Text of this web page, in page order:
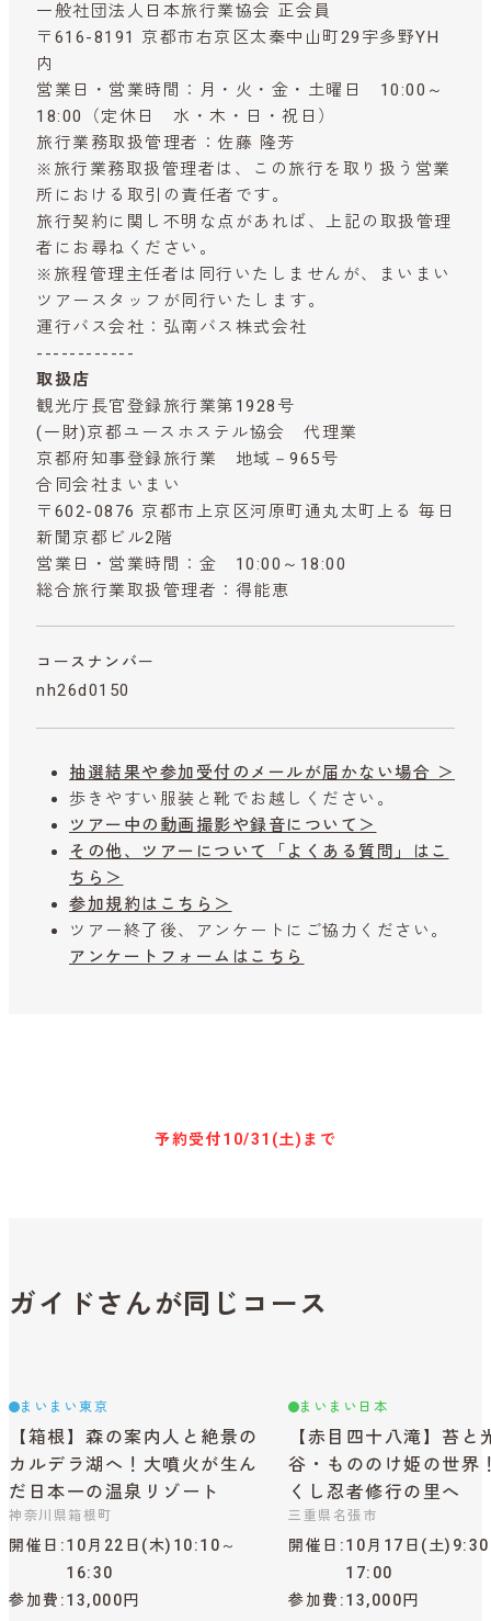
一般社団法人日本旅行業協会 正会員
〒616-8191 京都市右京区太秦中山町29宇多野YH
内
営業日・営業時間：月・火・金・土曜日 10:00～
18:00（定休日 水・木・日・祝日）
旅行業務取扱管理者：佐藤 隆芳
※旅行業務取扱管理者は、この旅行を取り扱う営業
所における取引の責任者です。
旅行契約に関し不明な点があれば、上記の取扱管理
者にお尋ねください。
※旅程管理主任者は同行いたしませんが、まいまい
ツアースタッフが同行いたします。
運行バス会社：弘南バス株式会社
------------
取扱店
観光庁長官登録旅行業第1928号
(一財)京都ユースホステル協会 代理業
京都府知事登録旅行業 地域－965号
合同会社まいまい
〒602-0876 京都市上京区河原町通丸太町上る 毎日
新聞京都ビル2階
営業日・営業時間：金 10:00～18:00
総合旅行業取扱管理者：得能恵
コースナンバー
nh26d0150
抽選結果や参加受付のメールが届かない場合 ＞
歩きやすい服装と靴でお越しください。
ツアー中の動画撮影や録音について＞
その他、ツアーについて「よくある質問」はこ
ちら＞
参加規約はこちら＞
ツアー終了後、アンケートにご協力ください。
アンケートフォームはこちら
予約受付10/31(土)まで
ガイドさんが同じコース
まいまい東京
【箱根】森の案内人と絶景の
カルデラ湖へ！大噴火が生ん
だ日本一の温泉リゾート
神奈川県箱根町
開催日
10月22日(木)10:10～
16:30
参加費 13,000円
まいまい日本
【赤目四十八滝】苔と
谷・もののけ姫の世界
くし忍者修行の里へ
三重県名張市
開催日
10月17日(土
17:00
参加費 13,000円